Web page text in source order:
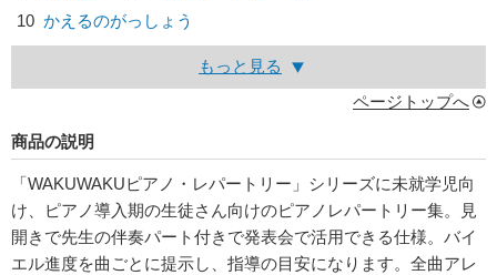
10 かえるのがっしょう
もっと見る
ページトップへ
商品の説明
「WAKUWAKUピアノ・レパートリー」シリーズに未就学児向
け、ピアノ導入期の生徒さん向けのピアノレパートリー集。見
開きで先生の伴奏パート付きで発表会で活用できる仕様。バイ
エル進度を曲ごとに提示し、指導の目安になります。全曲アレ